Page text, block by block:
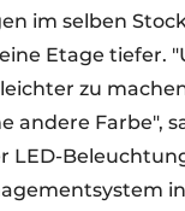
im selben
Etage tiefer.
zu
andere Farbe",
LED-